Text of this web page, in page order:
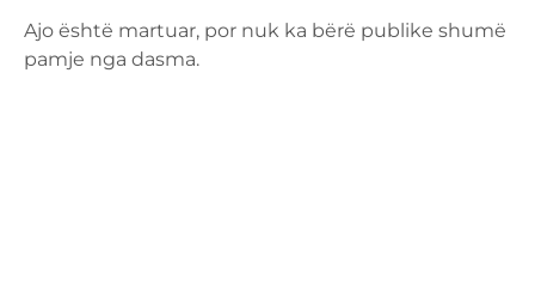
Ajo është martuar, por nuk ka bërë publike shumë
pamje nga dasma.